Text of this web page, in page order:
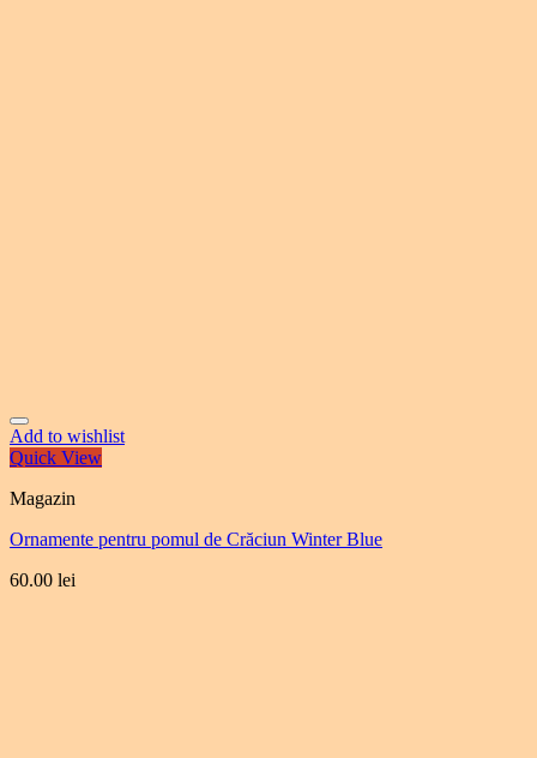
Add to wishlist
Quick View
Magazin
Ornamente pentru pomul de Crăciun Winter Blue
60.00 lei